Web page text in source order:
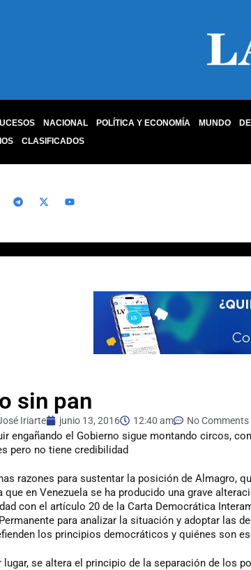
NACIONAL POLÍTICA Y ECONOMÍA MUNDO
CLASIFICADOS
sin pan
Iriarte junio 13, 2016 12:40 am No Comments
engañando el Gobierno sigue montando circos,
pero no tiene credibilidad
razones para sustentar la posición de Almagro,
que en Venezuela se ha producido una grave
con el artículo 20 de la Carta Democrática
para analizar la situación y adoptar las
los principios democráticos y quiénes son
lugar, se altera el principio de la separación de los